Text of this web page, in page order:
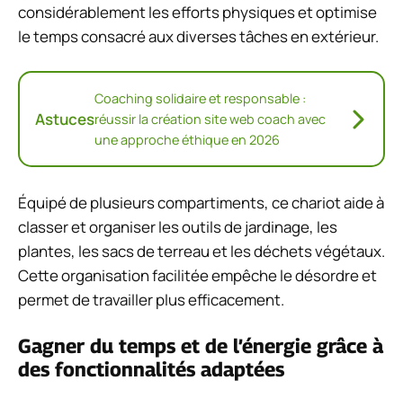
considérablement les efforts physiques et optimise
le temps consacré aux diverses tâches en extérieur.
Astuces
Coaching solidaire et responsable :
réussir la création site web coach avec
une approche éthique en 2026
Équipé de plusieurs compartiments, ce chariot aide à
classer et organiser les outils de jardinage, les
plantes, les sacs de terreau et les déchets végétaux.
Cette organisation facilitée empêche le désordre et
permet de travailler plus efficacement.
Gagner du temps et de l’énergie grâce à
des fonctionnalités adaptées